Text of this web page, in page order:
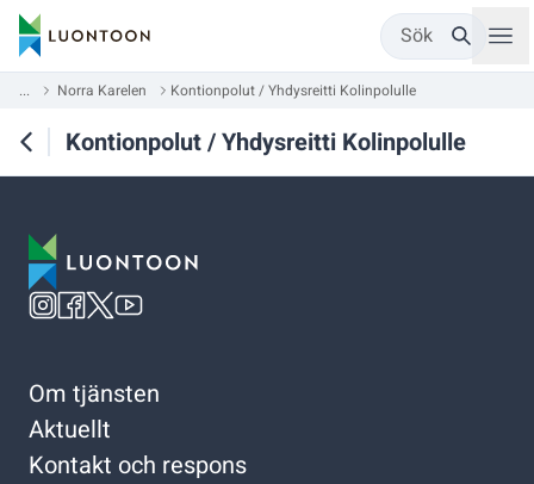
Sök
... Norra Karelen Kontionpolut / Yhdysreitti Kolinpolulle
Kontionpolut / Yhdysreitti Kolinpolulle
Om tjänsten
Aktuellt
Kontakt och respons